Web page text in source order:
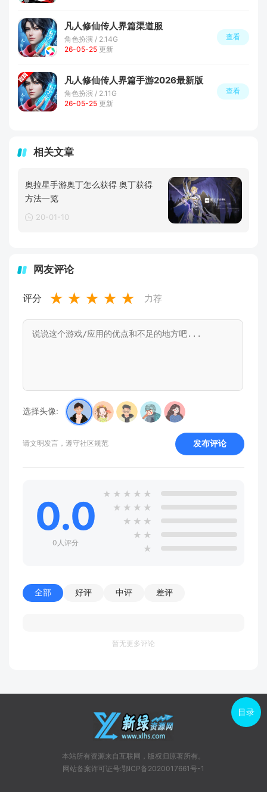
凡人修仙传人界篇渠道服
角色扮演 / 2.14G
26-05-25 更新
查看
凡人修仙传人界篇手游2026最新版
角色扮演 / 2.11G
26-05-25 更新
查看
相关文章
奥拉星手游奥丁怎么获得 奥丁获得
方法一览
20-01-10
网友评论
评分 ★ ★ ★ ★ ★ 力荐
选择头像:
请文明发言，遵守社区规范 发布评论
0.0
0人评分
★ ★ ★ ★ ★
★ ★ ★ ★
★ ★ ★
★ ★
★
全部 好评 中评 差评
暂无更多评论
本站所有资源来自互联网，版权归原著所有。
网站备案许可证号:鄂ICP备2020017661号-1
目录